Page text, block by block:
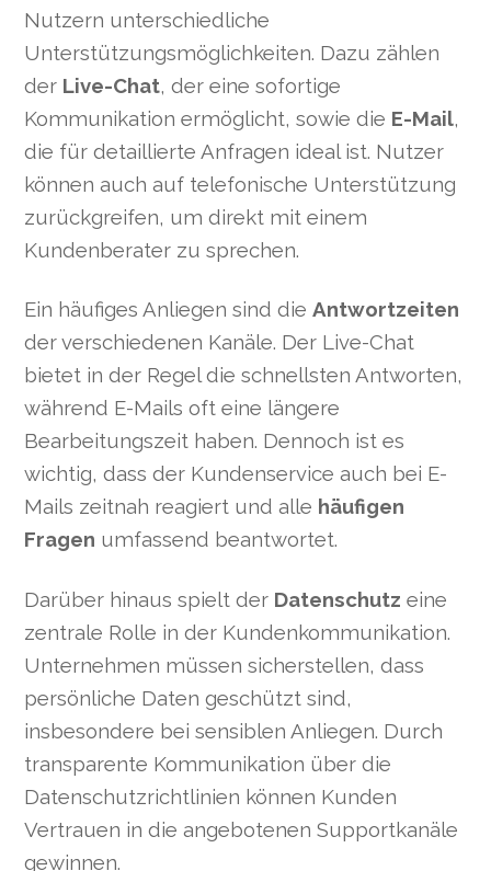
Nutzern unterschiedliche
Unterstützungsmöglichkeiten. Dazu zählen
der Live-Chat, der eine sofortige
Kommunikation ermöglicht, sowie die E-Mail,
die für detaillierte Anfragen ideal ist. Nutzer
können auch auf telefonische Unterstützung
zurückgreifen, um direkt mit einem
Kundenberater zu sprechen.
Ein häufiges Anliegen sind dieAntwortzeiten
der verschiedenen Kanäle. Der Live-Chat
bietet in der Regel die schnellsten Antworten,
während E-Mails oft eine längere
Bearbeitungszeit haben. Dennoch ist es
wichtig, dass der Kundenservice auch bei E-
Mails zeitnah reagiert und alle häufigen
Fragen umfassend beantwortet.
Darüber hinaus spielt der Datenschutz eine
zentrale Rolle in der Kundenkommunikation.
Unternehmen müssen sicherstellen, dass
persönliche Daten geschützt sind,
insbesondere bei sensiblen Anliegen. Durch
transparente Kommunikation über die
Datenschutzrichtlinien können Kunden
Vertrauen in die angebotenen Supportkanäle
gewinnen.